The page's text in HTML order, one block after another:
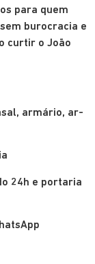
para quem
burocracia e
curtir o João
armário, ar-
24h e portaria